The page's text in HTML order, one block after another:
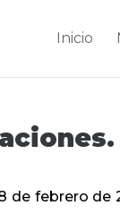
Inicio
de febrero